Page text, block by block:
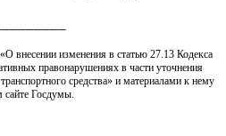
внесении изменения в статью 27.13 Кодекса
правонарушениях в части уточнения
средства» и материалами к нему
сайте Госдумы.